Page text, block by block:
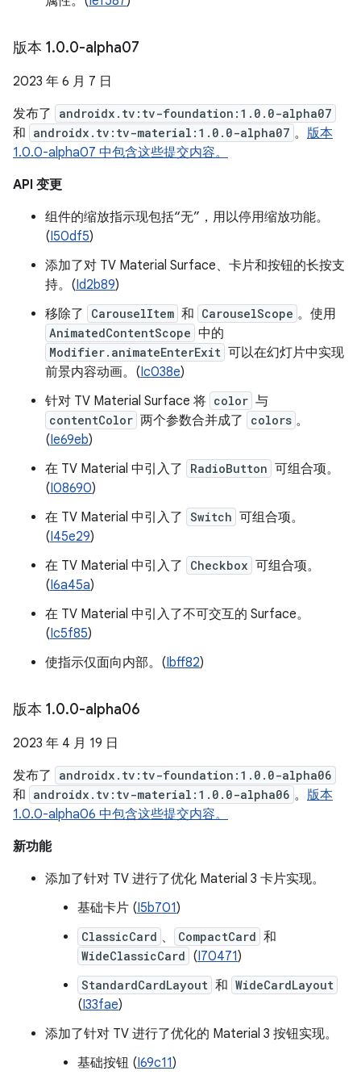
版本 1.0.0-alpha07
2023 年 6 月 7 日
发布了
androidx.tv:tv-foundation:1.0.0-alpha07
和 androidx.tv:tv-material:1.0.0-alpha07 。 版本
1.0.0-alpha07 中包含这些提交内容。
API 变更
组件的缩放指示现包括“无”，用以停用缩放功能。
(I50df5)
添加了对 TV Material Surface、卡片和按钮的长按支
持。(Id2b89)
移除了
CarouselItem 和 CarouselScope 。使用
AnimatedContentScope 中的
Modifier.animateEnterExit 可以在幻灯片中实现
前景内容动画。(Ic038e)
针对 TV Material Surface 将 color 与
contentColor 两个参数合并成了 colors 。
(Ie69eb)
在 TV Material 中引入了
RadioButton 可组合项。
(I08690)
在 TV Material 中引入了 Switch 可组合项。
(I45e29)
在 TV Material 中引入了
Checkbox 可组合项。
(I6a45a)
在 TV Material 中引入了不可交互的 Surface。
(Ic5f85)
使指示仅面向内部。(Ibff82)
版本 1.0.0-alpha06
2023 年 4 月 19 日
发布了
androidx.tv:tv-foundation:1.0.0-alpha06
和 androidx.tv:tv-material:1.0.0-alpha06 。 版本
1.0.0-alpha06 中包含这些提交内容。
新功能
添加了针对 TV 进行了优化 Material 3 卡片实现。
基础卡片 (I5b701)
ClassicCard 、 CompactCard 和
WideClassicCard (I70471)
StandardCardLayout 和 WideCardLayout
(I33fae)
添加了针对 TV 进行了优化的 Material 3 按钮实现。
基础按钮 (I69c11)